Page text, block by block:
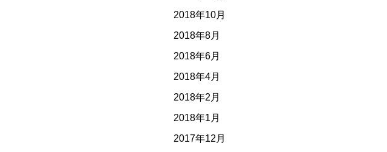
2018年10月
2018年8月
2018年6月
2018年4月
2018年2月
2018年1月
2017年12月